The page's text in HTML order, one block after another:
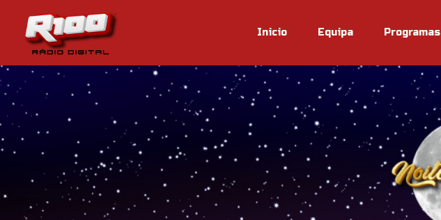
Inicio Equipa Programas